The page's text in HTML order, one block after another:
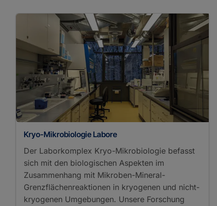
Kryo-Mikrobiologie Labore
Der Laborkomplex Kryo-Mikrobiologie befasst
sich mit den biologischen Aspekten im
Zusammenhang mit Mikroben-Mineral-
Grenzflächenreaktionen in kryogenen und nicht-
kryogenen Umgebungen. Unsere Forschung